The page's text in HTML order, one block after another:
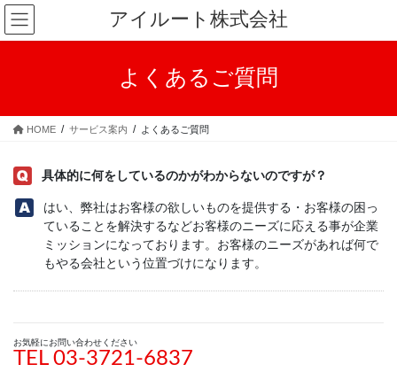
コ
ン
テ
ス
ナ
ビ
ゲ
ン
アイルート株式会社
よくあるご質問
HOME サービス案内 よくあるご質問
具体的に何をしているのかがわからないのですが？
はい、弊社はお客様の欲しいものを提供する・お客様の困っ
ていることを解決するなどお客様のニーズに応える事が企業
ミッションになっております。お客様のニーズがあれば何で
もやる会社という位置づけになります。
お気軽にお問い合わせください
TEL 03-3721-6837